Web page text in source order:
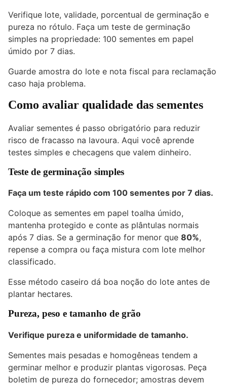
Verifique lote, validade, porcentual de germinação e
pureza no rótulo. Faça um teste de germinação
simples na propriedade: 100 sementes em papel
úmido por 7 dias.
Guarde amostra do lote e nota fiscal para reclamação
caso haja problema.
Como avaliar qualidade das sementes
Avaliar sementes é passo obrigatório para reduzir
risco de fracasso na lavoura. Aqui você aprende
testes simples e checagens que valem dinheiro.
Teste de germinação simples
Faça um teste rápido com 100 sementes por 7 dias.
Coloque as sementes em papel toalha úmido,
mantenha protegido e conte as plântulas normais
após 7 dias. Se a germinação for menor que 80%,
repense a compra ou faça mistura com lote melhor
classificado.
Esse método caseiro dá boa noção do lote antes de
plantar hectares.
Pureza, peso e tamanho de grão
Verifique pureza e uniformidade de tamanho.
Sementes mais pesadas e homogêneas tendem a
germinar melhor e produzir plantas vigorosas. Peça
boletim de pureza do fornecedor; amostras devem